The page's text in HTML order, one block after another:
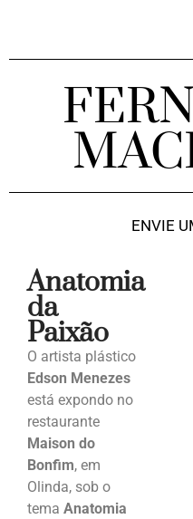
ENVIE
Anatomia
da
Paixão
O artista plástico
Edson Menezes
está expondo no
restaurante
Maison do
Bonfim, em
Olinda, sob o
tema Anatomia